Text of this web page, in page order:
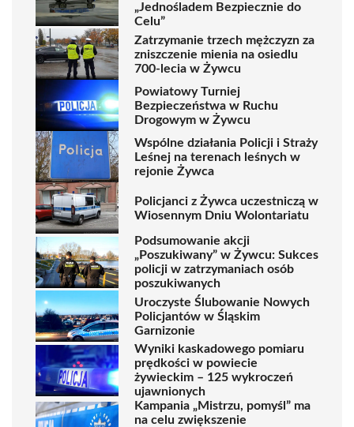
„Jednośladem Bezpiecznie do
Celu”
Zatrzymanie trzech mężczyzn za
zniszczenie mienia na osiedlu
700-lecia w Żywcu
Powiatowy Turniej
Bezpieczeństwa w Ruchu
Drogowym w Żywcu
Wspólne działania Policji i Straży
Leśnej na terenach leśnych w
rejonie Żywca
Policjanci z Żywca uczestniczą w
Wiosennym Dniu Wolontariatu
Podsumowanie akcji
„Poszukiwany” w Żywcu: Sukces
policji w zatrzymaniach osób
poszukiwanych
Uroczyste Ślubowanie Nowych
Policjantów w Śląskim
Garnizonie
Wyniki kaskadowego pomiaru
prędkości w powiecie
żywieckim – 125 wykroczeń
ujawnionych
Kampania „Mistrzu, pomyśl” ma
na celu zwiększenie